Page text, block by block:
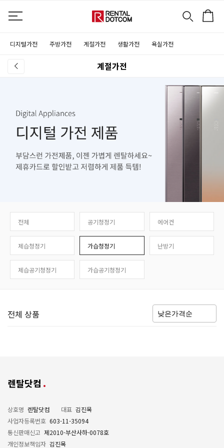
디지털가전 주방가전 계절가전 생활가전 욕실가전
계절가전
전체 공기청정기 에어컨
제습청정기 가습청정기 난방기
제습공기청정기 가습공기청정기
전체 상품
렌탈닷컴
상호명 렌탈닷컴 대표 김진목
사업자등록번호 603-11-35094
통신판매신고 제2010-부산사하-0078호
개인정보책임자 김진목